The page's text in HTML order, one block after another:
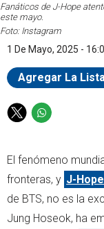
Fanáticos de J-Hope
este mayo.
Foto: Instagram
1 De Mayo, 2025 -
Agregar La
T
t
t
e
r
W
t
s
a
p
p
El fenómeno
fronteras, y J-Hope
de BTS, no es la
Jung Hoseok, ha